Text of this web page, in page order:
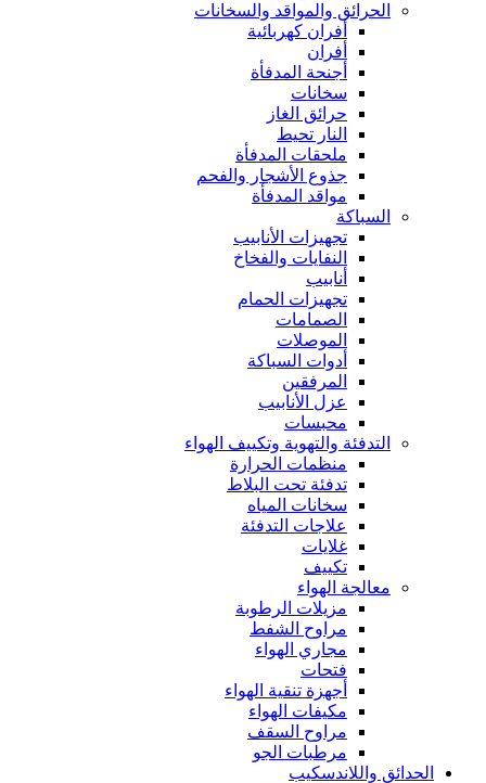
الحرائق والمواقد والسخانات
أفران كهربائية
أفران
أجنحة المدفأة
سخانات
حرائق الغاز
النار تحيط
ملحقات المدفأة
جذوع الأشجار والفحم
مواقد المدفأة
السباكة
تجهيزات الأنابيب
النفايات والفخاخ
أنابيب
تجهيزات الحمام
الصمامات
الموصلات
أدوات السباكة
المرفقين
عزل الأنابيب
محبسات
التدفئة والتهوية وتكييف الهواء
منظمات الحرارة
تدفئة تحت البلاط
سخانات المياه
علاجات التدفئة
غلايات
تكييف
معالجة الهواء
مزيلات الرطوبة
مراوح الشفط
مجاري الهواء
فتحات
أجهزة تنقية الهواء
مكيفات الهواء
مراوح السقف
مرطبات الجو
الحدائق واللاندسكيب